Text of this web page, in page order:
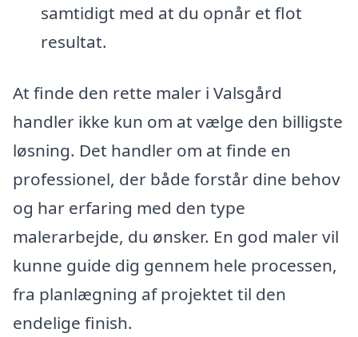
samtidigt med at du opnår et flot
resultat.
At finde den rette maler i Valsgård
handler ikke kun om at vælge den billigste
løsning. Det handler om at finde en
professionel, der både forstår dine behov
og har erfaring med den type
malerarbejde, du ønsker. En god maler vil
kunne guide dig gennem hele processen,
fra planlægning af projektet til den
endelige finish.